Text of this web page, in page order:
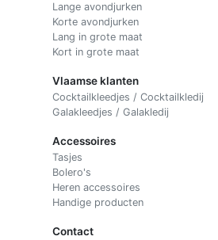
Lange avondjurken
Korte avondjurken
Lang in grote maat
Kort in grote maat
Vlaamse klanten
Cocktailkleedjes / Cocktailkledij
Galakleedjes / Galakledij
Accessoires
Tasjes
Bolero's
Heren accessoires
Handige producten
Contact